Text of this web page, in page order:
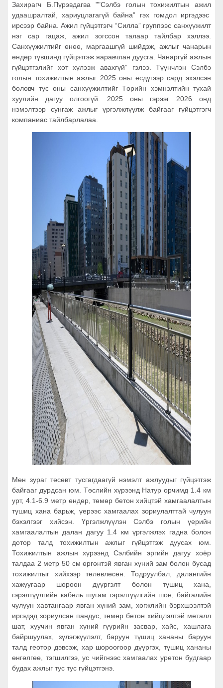
Захирагч Б.Пүрэвдагва ""Сэлбэ голын тохижилтын ажил
удаашралтай, хариуцлагагүй байна” гэх гомдол иргэдээс
ирсээр байна. Ажил гүйцэтгэгч “Силла” группээс санхүүжилт
нэг сар гацаж, ажил зогссон талаар тайлбар хэллээ.
Санхүүжилтийг өнөө, маргаашгүй шийдэж, ажлыг чанарын
өндөр түвшинд гүйцэтгэж яаравчлан дуусга. Чанаргүй ажлын
гүйцэтгэлийг хот хүлээж авахгүй” гэлээ. Түүнчлэн Сэлбэ
голын тохижилтын ажлыг 2025 оны есдүгээр сард эхэлсэн
боловч тус оны санхүүжилтийг Төрийн хэмнэлтийн тухай
хуулийн дагуу олгоогүй. 2025 оны гэрээг 2026 онд
нэмэлтээр сунгаж ажлыг үргэлжлүүлж байгааг гүйцэтгэгч
компаниас тайлбарлалаа.
Мөн зураг төсөвт тусгагдаагүй нэмэлт ажлуудыг гүйцэтгэж
байгааг дурдсан юм. Төслийн хүрээнд Натур орчимд 1.4 км
урт, 4.1-6.9 метр өндөр, төмөр бетон хийцтэй хамгаалалтын
түшиц хана барьж, үерээс хамгаалах зориулалттай чулуун
бэхэлгээг хийсэн. Үргэлжлүүлэн Сэлбэ голын үерийн
хамгаалалтын далан дагуу 1.4 км үргэлжлэх гадна болон
дотор талд тохижилтын ажлыг гүйцэтгэж дуусах юм.
Тохижилтын ажлын хүрээнд Сэлбийн эргийн дагуу хоёр
талдаа 2 метр 50 см өргөнтэй явган хүний зам болон бусад
тохижилтыг хийхээр төлөвлөсөн. Тодруулбал, далангийн
хажуугаар шороон дүүргэлт болон түшиц хана,
гэрэлтүүлгийн кабель шугам гэрэлтүүлгийн шон, байгалийн
чулуун хавтангаар явган хүний зам, хөгжлийн бэрхшээлтэй
иргэдэд зориулсан пандус, төмөр бетон хийцлэлтэй металл
шат, хуучин явган хүний гүүрийн засвар, хайс, хашлага
байршуулах, зүлэгжүүлэлт, баруун түшиц хананы баруун
талд геотор дэвсэж, хар шороогоор дүүргэх, түшиц хананы
өнгөлгөө, тэгшилгээ, ус чийгнээс хамгаалах уретон будгаар
будах ажлыг тус тус гүйцэтгэнэ.